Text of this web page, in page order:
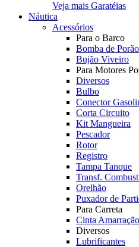
Veja mais Garatéias
Náutica
Acessórios
Para o Barco
Bomba de Porão
Bujão Viveiro
Para Motores
Diversos
Bulbo
Conector
Corta Circuito
Kit Mangueira
Pescador
Rotor
Registro
Tampa Tanque
Transf.
Orelhão
Puxador de
Para Carreta
Cinta Amarração
Diversos
Lubrificantes